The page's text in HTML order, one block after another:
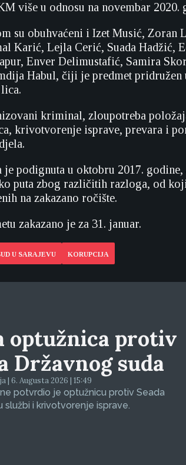
više u odnosu na novembar 2020.
su obuhvaćeni i Izet Musić, Zoran
Karić, Lejla Cerić, Suada Hadžić,
Enver Delimustafić, Samira
Habul, čiji je predmet pridružen
kriminal, zloupotreba
krivotvorenje isprave, prevara i
podignuta u oktobru 2017.
puta zbog različitih razloga, od
na zakazano ročište.
zakazano je za 31. januar.
U SARAJEVU KORUPCIJA
optužnica protiv
Državnog suda
| 6. Augusta 2026 | 15:49
potvrdio je optužnicu protiv Seada
službi i krivotvorenje isprave.